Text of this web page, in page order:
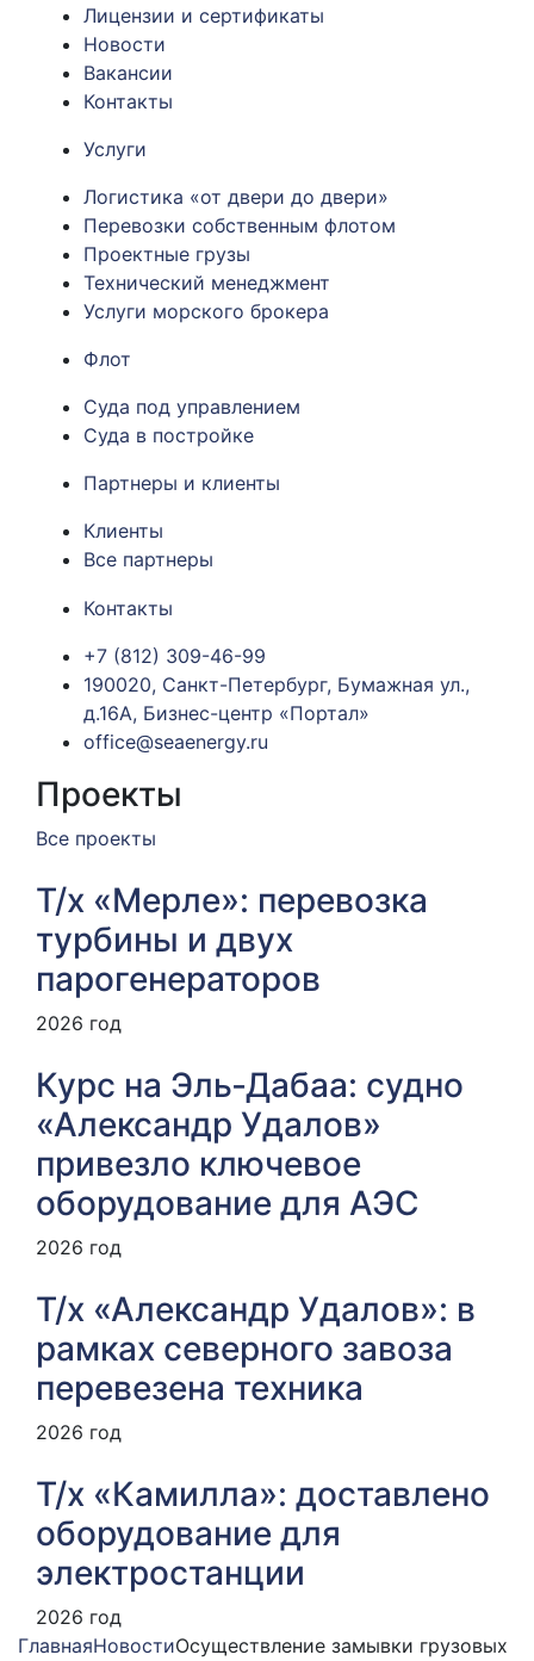
Лицензии и сертификаты
Новости
Вакансии
Контакты
Услуги
Логистика «от двери до двери»
Перевозки собственным флотом
Проектные грузы
Технический менеджмент
Услуги морского брокера
Флот
Суда под управлением
Суда в постройке
Партнеры и клиенты
Клиенты
Все партнеры
Контакты
+7 (812) 309-46-99
190020, Санкт-Петербург, Бумажная ул.,
д.16А, Бизнес-центр «Портал»
office@seaenergy.ru
Проекты
Все проекты
Т/х «Мерле»: перевозка
турбины и двух
парогенераторов
2026 год
Курс на Эль‑Дабаа: судно
«Александр Удалов»
привезло ключевое
оборудование для АЭС
2026 год
Т/х «Александр Удалов»: в
рамках северного завоза
перевезена техника
2026 год
Т/х «Камилла»: доставлено
оборудование для
электростанции
2026 год
ГлавнаяНовостиОсуществление замывки грузовых